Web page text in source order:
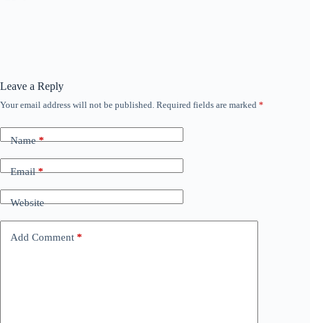
Leave a Reply
Your email address will not be published. Required fields are marked *
Name*
Email*
Website
Add Comment *